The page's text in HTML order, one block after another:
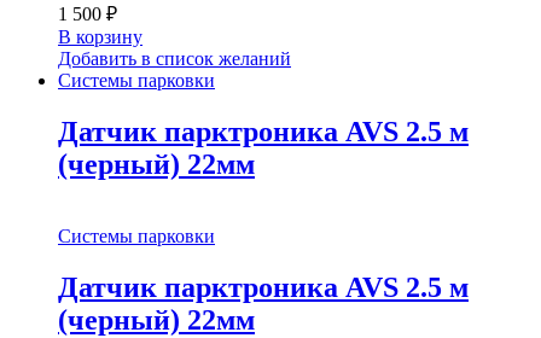
1 500 ₽
В корзину
Добавить в список желаний
Системы парковки
Датчик парктроника AVS 2.5 м
(черный) 22мм
Системы парковки
Датчик парктроника AVS 2.5 м
(черный) 22мм